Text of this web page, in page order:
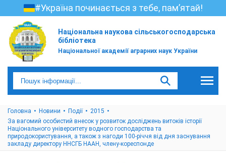
#Україна починається з тебе, пам’ятай!
Національна наукова сільськогосподарська
бібліотека
Національної академії аграрних наук України
Головна Новини Події
2015
За вагомий особистий внесок у розвиток досліджень витоків історії
Національного університету водного господарства та
природокористування, а також з нагоди 100-річчя від дня заснування
закладу директору ННСГБ НААН, члену-кореспонде